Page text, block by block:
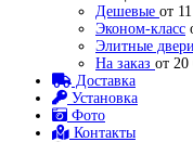
Дешевые от
Эконом-класс
Элитные двери
На заказ от 20
Доставка
Установка
Фото
Контакты